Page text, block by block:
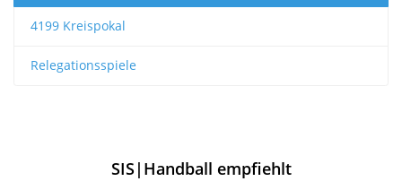
4199 Kreispokal
Relegationsspiele
SIS|Handball empfiehlt